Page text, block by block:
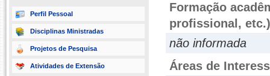
Perfil Pessoal
Disciplinas Ministradas
Projetos de Pesquisa
Atividades de Extensão
Formação
profissional, etc.)
não informada
Áreas de